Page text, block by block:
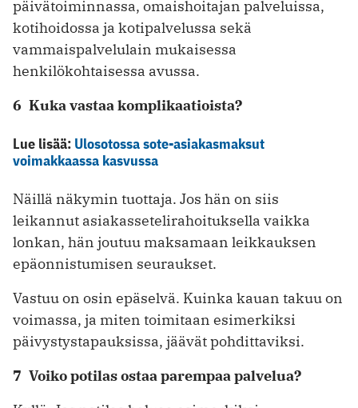
päivätoiminnassa, omaishoitajan palveluissa,
kotihoidossa ja kotipalvelussa sekä
vammaispalvelulain mukaisessa
henkilökohtaisessa avussa.
6 Kuka vastaa komplikaatioista?
Lue lisää: Ulosotossa sote-asiakasmaksut
voimakkaassa kasvussa
Näillä näkymin tuottaja. Jos hän on siis
leikannut asiakassetelirahoituksella vaikka
lonkan, hän joutuu maksamaan leikkauksen
epäonnistumisen ­seuraukset.
Vastuu on osin epäselvä. Kuinka kauan takuu on
voimassa, ja miten toimitaan esimerkiksi
päivystystapauksissa, jäävät pohdittaviksi.
7 Voiko potilas ostaa parempaa palvelua?